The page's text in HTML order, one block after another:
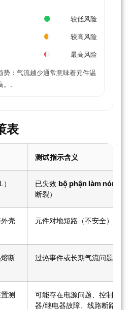
较低风险
较高风险
最高风险
势：气流越少通常意味着元件温
。.
表
测试指示含义
已失效 bộ phận làm nóng
断裂）
壳
元件对地短路（不安全）
断
过热事件或长期气流问题
测
可能存在电源问题、控制器/
器/继电器故障、线路断路